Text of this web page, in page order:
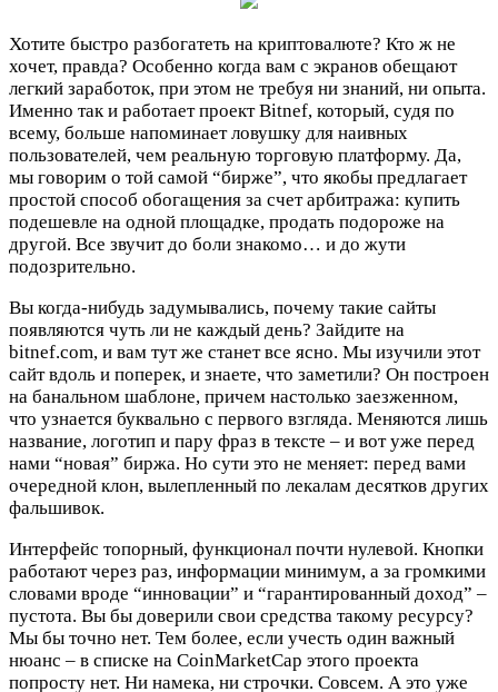
Хотите быстро разбогатеть на криптовалюте? Кто ж не
хочет, правда? Особенно когда вам с экранов обещают
легкий заработок, при этом не требуя ни знаний, ни опыта.
Именно так и работает проект Bitnef, который, судя по
всему, больше напоминает ловушку для наивных
пользователей, чем реальную торговую платформу. Да,
мы говорим о той самой “бирже”, что якобы предлагает
простой способ обогащения за счет арбитража: купить
подешевле на одной площадке, продать подороже на
другой. Все звучит до боли знакомо… и до жути
подозрительно.
Вы когда-нибудь задумывались, почему такие сайты
появляются чуть ли не каждый день? Зайдите на
bitnef.com, и вам тут же станет все ясно. Мы изучили этот
сайт вдоль и поперек, и знаете, что заметили? Он построен
на банальном шаблоне, причем настолько заезженном,
что узнается буквально с первого взгляда. Меняются лишь
название, логотип и пару фраз в тексте – и вот уже перед
нами “новая” биржа. Но сути это не меняет: перед вами
очередной клон, вылепленный по лекалам десятков других
фальшивок.
Интерфейс топорный, функционал почти нулевой. Кнопки
работают через раз, информации минимум, а за громкими
словами вроде “инновации” и “гарантированный доход” –
пустота. Вы бы доверили свои средства такому ресурсу?
Мы бы точно нет. Тем более, если учесть один важный
нюанс – в списке на CoinMarketCap этого проекта
попросту нет. Ни намека, ни строчки. Совсем. А это уже